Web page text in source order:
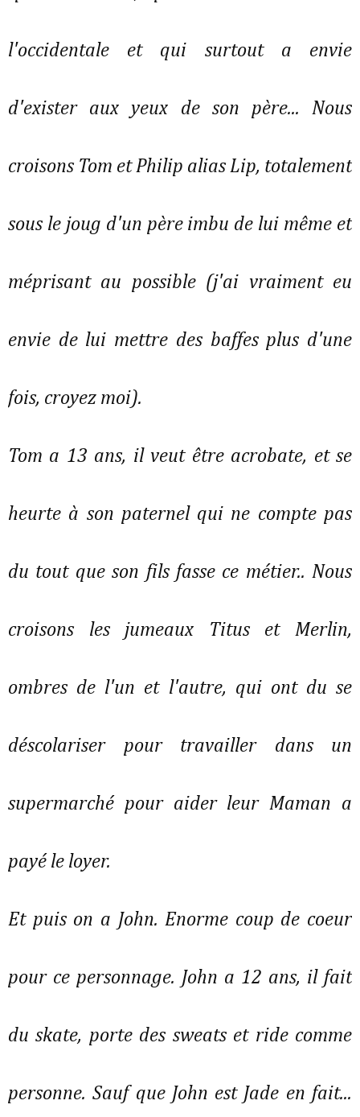
l'occidentale et qui surtout a envie
d'exister aux yeux de son père... Nous
croisons Tom et Philip alias Lip, totalement
sous le joug d'un père imbu de lui même et
méprisant au possible (j'ai vraiment eu
envie de lui mettre des baffes plus d'une
fois, croyez moi).
Tom a 13 ans, il veut être acrobate, et se
heurte à son paternel qui ne compte pas
du tout que son fils fasse ce métier.. Nous
croisons les jumeaux Titus et Merlin,
ombres de l'un et l'autre, qui ont du se
déscolariser pour travailler dans un
supermarché pour aider leur Maman a
payé le loyer.
Et puis on a John. Enorme coup de coeur
pour ce personnage. John a 12 ans, il fait
du skate, porte des sweats et ride comme
personne. Sauf que John est Jade en fait...